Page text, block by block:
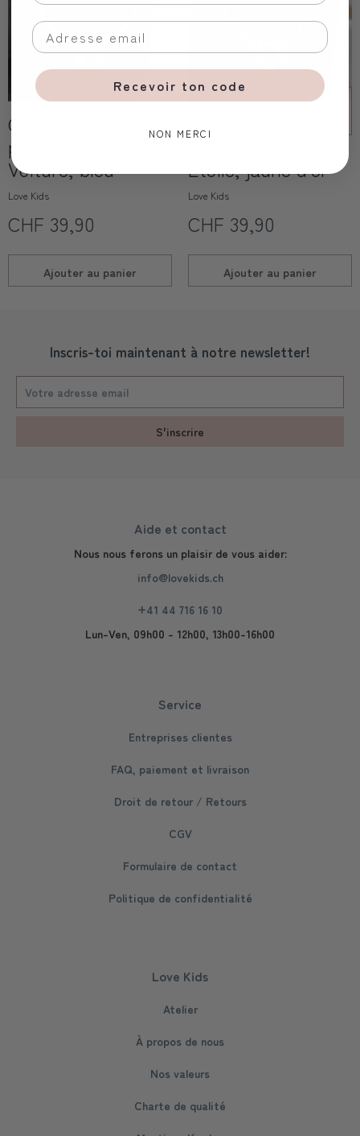
Chaîne d'activités
pour poussette,
Voiture, bleu
Love Kids
CHF 39,90
Ajouter au panier
Chaîne d'activités
pour poussette,
Étoile, jaune d'or
Love Kids
CHF 39,90
Ajouter au panier
Inscris-toi maintenant à notre newsletter!
S'inscrire
Aide et contact
Nous nous ferons un plaisir de vous aider:
info@lovekids.ch
+41 44 716 16 10
Lun-Ven, 09h00 - 12h00, 13h00-16h00
Service
Entreprises clientes
FAQ, paiement et livraison
Droit de retour / Retours
CGV
Formulaire de contact
Politique de confidentialité
Love Kids
Atelier
À propos de nous
Nos valeurs
Charte de qualité
Recevoir ton code
NON MERCI